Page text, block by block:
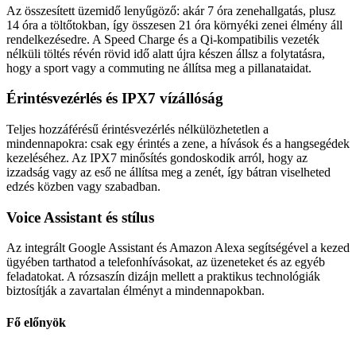
Az összesített üzemidő lenyűgöző: akár 7 óra zenehallgatás, plusz
14 óra a töltőtokban, így összesen 21 óra környéki zenei élmény áll
rendelkezésedre. A Speed Charge és a Qi-kompatibilis vezeték
nélküli töltés révén rövid idő alatt újra készen állsz a folytatásra,
hogy a sport vagy a commuting ne állítsa meg a pillanataidat.
Érintésvezérlés és IPX7 vízállóság
Teljes hozzáférésű érintésvezérlés nélkülözhetetlen a
mindennapokra: csak egy érintés a zene, a hívások és a hangsegédek
kezeléséhez. Az IPX7 minősítés gondoskodik arról, hogy az
izzadság vagy az eső ne állítsa meg a zenét, így bátran viselheted
edzés közben vagy szabadban.
Voice Assistant és stílus
Az integrált Google Assistant és Amazon Alexa segítségével a kezed
ügyében tarthatod a telefonhívásokat, az üzeneteket és az egyéb
feladatokat. A rózsaszín dizájn mellett a praktikus technológiák
biztosítják a zavartalan élményt a mindennapokban.
Fő előnyök